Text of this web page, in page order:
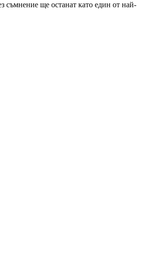
съмнение ще останат като един от най-